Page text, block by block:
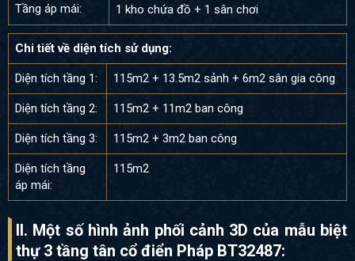
Tầng áp mái: 1 kho chứa đồ + 1 sân chơi
Chi tiết về diện tích sử dụng:
Diện tích tầng 1: 115m2 + 13.5m2 sảnh + 6m2 sân gia công
Diện tích tầng 2: 115m2 + 11m2 ban công
Diện tích tầng 3: 115m2 + 3m2 ban công
Diện tích tầng
áp mái:
115m2
II. Một số hình ảnh phối cảnh 3D của mẫu biệt
thự 3 tầng tân cổ điển Pháp BT32487: